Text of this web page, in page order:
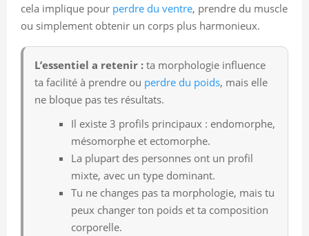
cela implique pour perdre du ventre, prendre du muscle
ou simplement obtenir un corps plus harmonieux.
L’essentiel a retenir : ta morphologie influence
ta facilité à prendre ou perdre du poids, mais elle
ne bloque pas tes résultats.
Il existe 3 profils principaux : endomorphe,
mésomorphe et ectomorphe.
La plupart des personnes ont un profil
mixte, avec un type dominant.
Tu ne changes pas ta morphologie, mais tu
peux changer ton poids et ta composition
corporelle.